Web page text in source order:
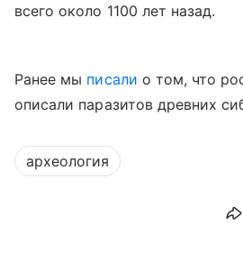
всего около 1100 лет назад.
Ранее мы писали о том, что
описали паразитов древних
археология